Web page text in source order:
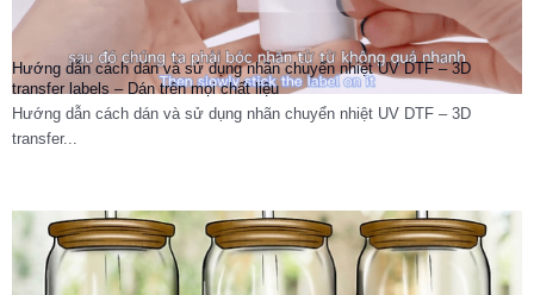
Hướng dẫn cách dán và sử dụng nhãn chuyển nhiệt UV DTF – 3D
transfer labels – Dán trên mọi chất liệu
Hướng dẫn cách dán và sử dụng nhãn chuyển nhiệt UV DTF – 3D
transfer...